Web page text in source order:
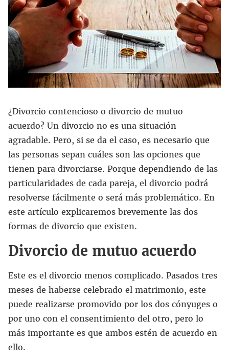
¿Divorcio contencioso o divorcio de mutuo
acuerdo? Un divorcio no es una situación
agradable. Pero, si se da el caso, es necesario que
las personas sepan cuáles son las opciones que
tienen para divorciarse. Porque dependiendo de las
particularidades de cada pareja, el divorcio podrá
resolverse fácilmente o será más problemático. En
este artículo explicaremos brevemente las dos
formas de divorcio que existen.
Divorcio de mutuo acuerdo
Este es el divorcio menos complicado. Pasados tres
meses de haberse celebrado el matrimonio, este
puede realizarse promovido por los dos cónyuges o
por uno con el consentimiento del otro, pero lo
más importante es que ambos estén de acuerdo en
ello.